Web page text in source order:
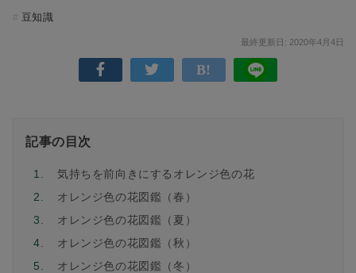
豆知識
最終更新日: 2020年4月4日
記事の目次
1.
気持ちを前向きにするオレンジ色の花
2.
オレンジ色の花図鑑（春）
3.
オレンジ色の花図鑑（夏）
4.
オレンジ色の花図鑑（秋）
5.
オレンジ色の花図鑑（冬）